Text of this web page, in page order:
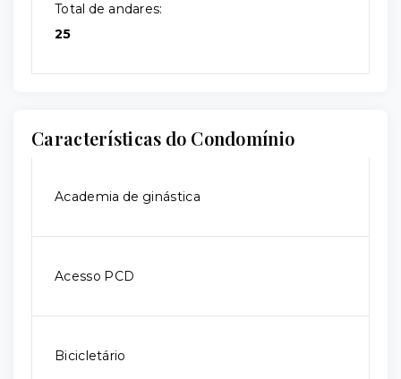
Total de andares:
25
Características do Condomínio
Academia de ginástica
Acesso PCD
Bicicletário